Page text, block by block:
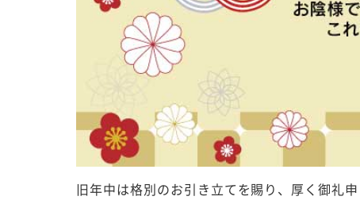
旧年中は格別のお引き立てを賜り、厚く御礼